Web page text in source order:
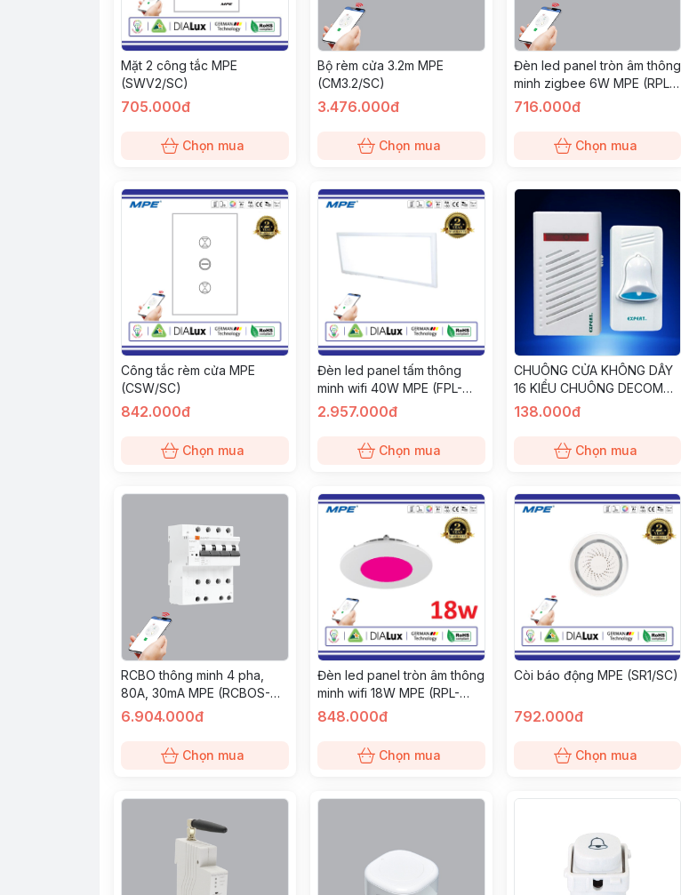
Mặt 2 công tắc MPE
(SWV2/SC)
705.000đ
Chọn mua
Bộ rèm cửa 3.2m MPE
(CM3.2/SC)
3.476.000đ
Chọn mua
Đèn led panel tròn âm thông
minh zigbee 6W MPE (RPL-
6/ZB)
716.000đ
Chọn mua
Công tắc rèm cửa MPE
(CSW/SC)
842.000đ
Chọn mua
Đèn led panel tấm thông
minh wifi 40W MPE (FPL-
12030/SC)
2.957.000đ
Chọn mua
CHUÔNG CỬA KHÔNG DÂY
16 KIỂU CHUÔNG DECOM
EXPECT DC-188
138.000đ
Chọn mua
RCBO thông minh 4 pha,
80A, 30mA MPE (RCBOS-
480/30)
6.904.000đ
Chọn mua
Đèn led panel tròn âm thông
minh wifi 18W MPE (RPL-
18/SC)
848.000đ
Chọn mua
Còi báo động MPE (SR1/SC)
792.000đ
Chọn mua